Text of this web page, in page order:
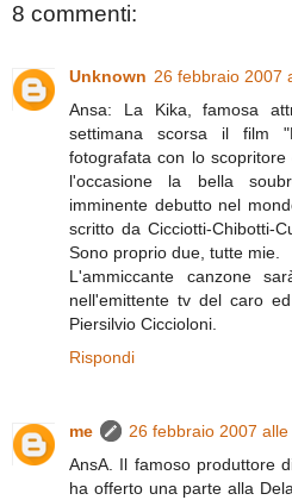
8 commenti:
Unknown 26 febbraio 2007
Ansa: La Kika, famosa
settimana scorsa il film
fotografata con lo
l'occasione la bella
imminente debutto nel
scritto da Cicciotti-Chibotti-
Sono proprio due, tutte mie.
L'ammiccante canzone
nell'emittente tv del caro
Piersilvio Ciccioloni.
Rispondi
me
26 febbraio 2007
AnsA. Il famoso produttore
ha offerto una parte alla